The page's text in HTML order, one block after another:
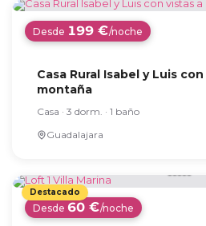
Desde 199 €/noche
Casa Rural Isabel y Luis
montaña
Casa · 3 dorm. · 1 baño
Guadalajara
Desde60 €/noche